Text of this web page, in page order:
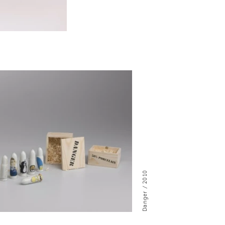
Danger / 2010